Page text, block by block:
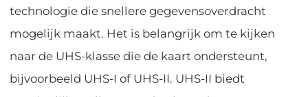
technologie die snellere gegevensoverdracht
mogelijk maakt. Het is belangrijk om te kijken
naar de UHS-klasse die de kaart ondersteunt,
bijvoorbeeld UHS-I of UHS-II. UHS-II biedt